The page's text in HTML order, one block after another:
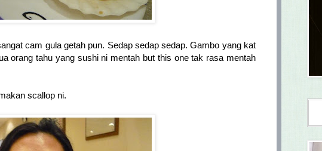
cam gula getah pun. Sedap sedap sedap. Gambo yang kat
orang tahu yang sushi ni mentah but this one tak rasa mentah
scallop ni.